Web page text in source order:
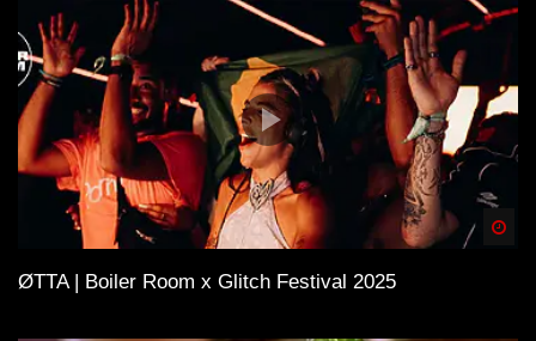
ØTTA | Boiler Room x Glitch Festival 2025